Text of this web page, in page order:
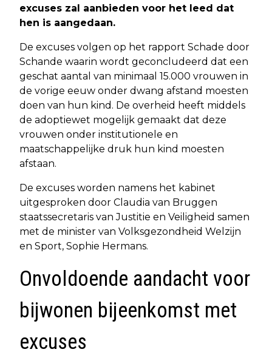
excuses zal aanbieden voor het leed dat
hen is aangedaan.
De excuses volgen op het rapport Schade door
Schande waarin wordt geconcludeerd dat een
geschat aantal van minimaal 15.000 vrouwen in
de vorige eeuw onder dwang afstand moesten
doen van hun kind. De overheid heeft middels
de adoptiewet mogelijk gemaakt dat deze
vrouwen onder institutionele en
maatschappelijke druk hun kind moesten
afstaan.
De excuses worden namens het kabinet
uitgesproken door Claudia van Bruggen
staatssecretaris van Justitie en Veiligheid samen
met de minister van Volksgezondheid Welzijn
en Sport, Sophie Hermans.
Onvoldoende aandacht voor
bijwonen bijeenkomst met
excuses